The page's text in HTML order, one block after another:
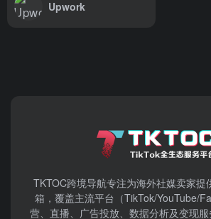
Upwork
TKTOC跨境导航​专注为海外社媒卖家提
箱，覆盖主流平台（TikTok/YouTube/
营、直播、广告投放、数据分析及变现